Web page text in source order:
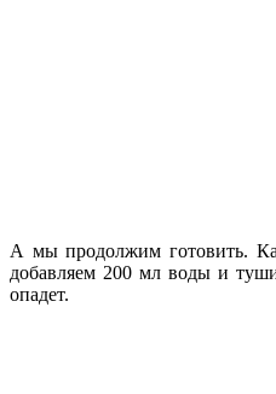
А мы продолжим готовить.
добавляем 200 мл воды и
опадет.